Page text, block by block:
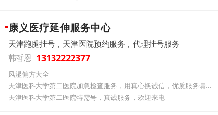
康义医疗延伸服务中心
天津跑腿挂号，天津医院预约服务，代理挂号服务
韩哲恩 13132222377
风湿偏方大全
天津医科大学第二医院加急检查服务，用真心换诚信，优质服务请放心
天津医科大学第二医院特需号，真诚服务，欢迎来电